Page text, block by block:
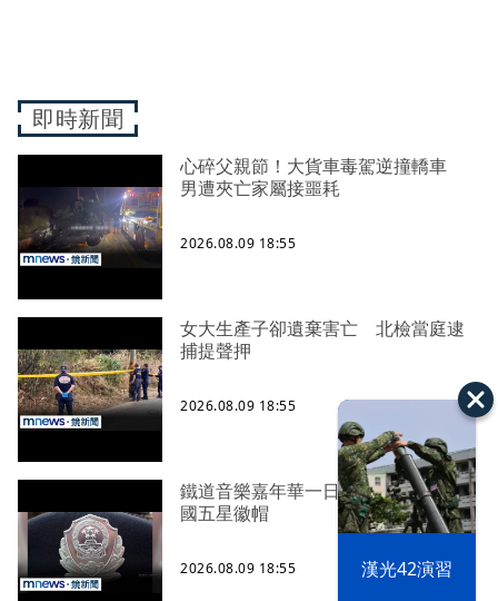
漢光42演習
即時新聞
心碎父親節！大貨車毒駕逆撞轎車
男遭夾亡家屬接噩耗
2026.08.09 18:55
女大生產子卻遺棄害亡 北檢當庭逮
捕提聲押
2026.08.09 18:55
鐵道音樂嘉年華一日站長 竟提供中
國五星徽帽
2026.08.09 18:55